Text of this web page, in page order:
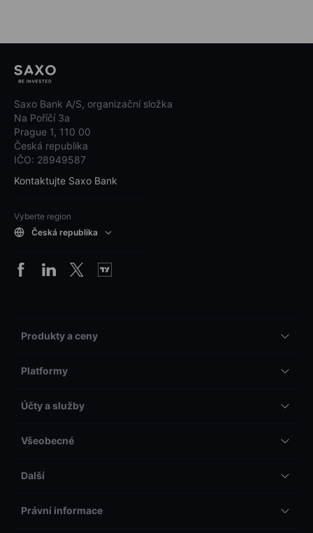
Saxo Bank A/S, organizační složka
Na Poříčí 3a
Prague 1, 110 00
Česká republika
IČO: 28949587
Kontaktujte Saxo Bank
Vyberte region
Česká republika
Produkty a ceny
Platformy
Účty a služby
Všeobecné
Další
Právní informace